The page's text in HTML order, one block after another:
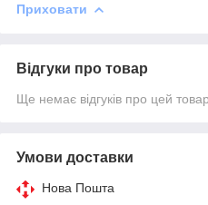
Приховати
Відгуки про товар
Ще немає відгуків про цей товар
Умови доставки
Нова Пошта